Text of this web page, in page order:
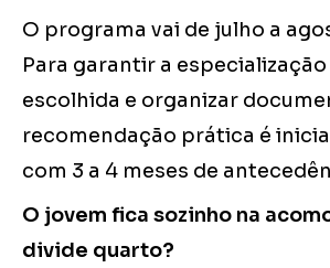
O programa vai de julho a
Para garantir a
escolhida e organizar
recomendação prática é
com 3 a 4 meses de
O jovem fica sozinho na
divide quarto?